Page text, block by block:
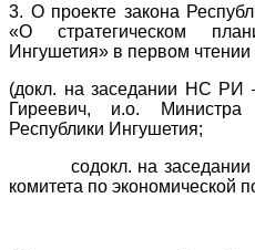
3. О проекте закона
«О стратегическом
Ингушетия» в первом чтении
(докл. на заседании НС РИ
Гиреевич, и.о. Министра
Республики Ингушетия;
содокл. на заседании
комитета по экономической